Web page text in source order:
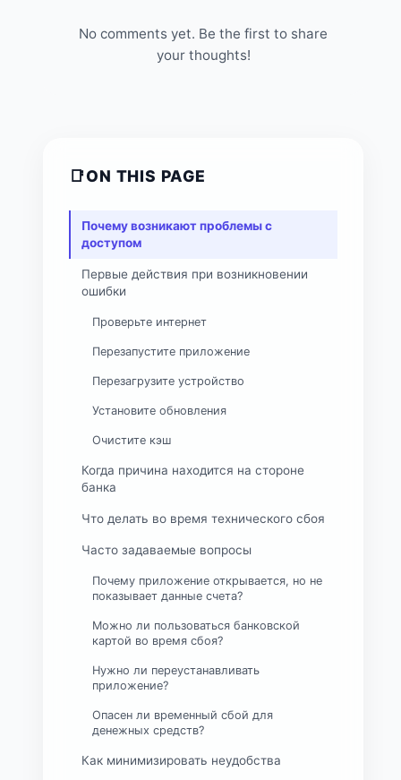
No comments yet. Be the first to share
your thoughts!
📑ON THIS PAGE
Почему возникают проблемы с
доступом
Первые действия при возникновении
ошибки
Проверьте интернет
Перезапустите приложение
Перезагрузите устройство
Установите обновления
Очистите кэш
Когда причина находится на стороне
банка
Что делать во время технического сбоя
Часто задаваемые вопросы
Почему приложение открывается, но не
показывает данные счета?
Можно ли пользоваться банковской
картой во время сбоя?
Нужно ли переустанавливать
приложение?
Опасен ли временный сбой для
денежных средств?
Как минимизировать неудобства